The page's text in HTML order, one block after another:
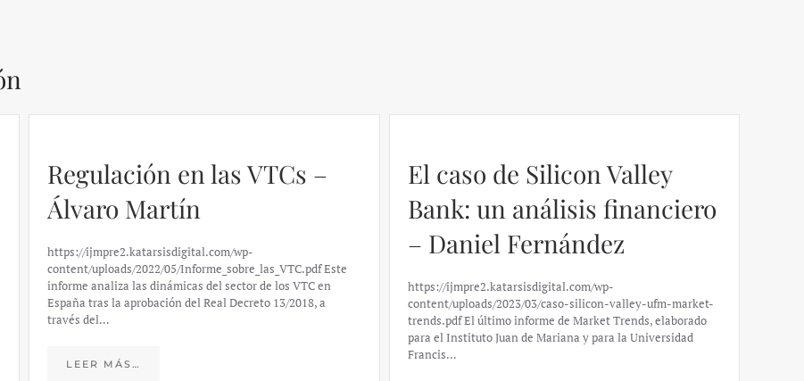
Regulación en las VTCs –
Álvaro Martín
https://ijmpre2.katarsisdigital.com/wp-
content/uploads/2022/05/Informe_sobre_las_VTC.pdf Este
informe analiza las dinámicas del sector de los VTC en
España tras la aprobación del Real Decreto 13/2018, a
través del…
LEER MÁS…
El caso de Silicon Valley
Bank: un análisis financiero
– Daniel Fernández
https://ijmpre2.katarsisdigital.com/wp-
content/uploads/2023/03/caso-silicon-valley-ufm-market-
trends.pdf El último informe de Market Trends, elaborado
para el Instituto Juan de Mariana y para la Universidad
Francis…